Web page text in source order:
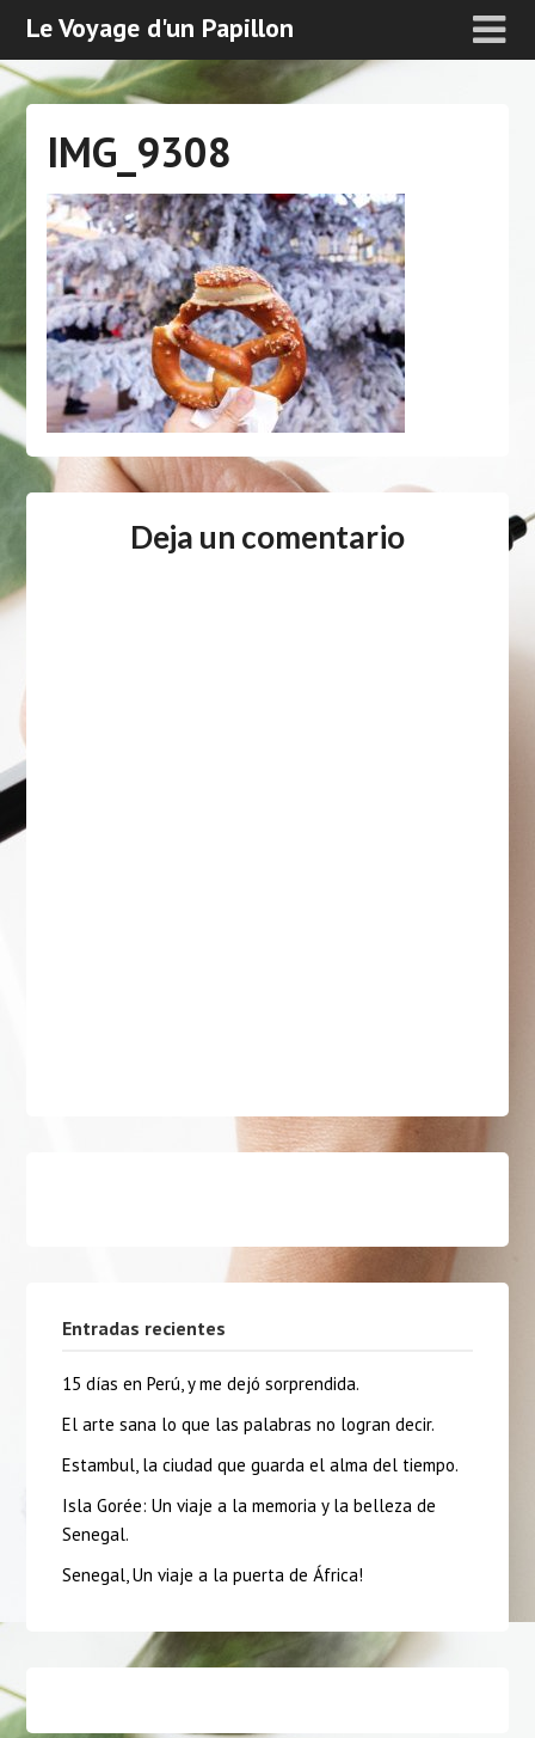
Le Voyage d'un Papillon
IMG_9308
Deja un comentario
Entradas recientes
15 días en Perú, y me dejó sorprendida.
El arte sana lo que las palabras no logran decir.
Estambul, la ciudad que guarda el alma del tiempo.
Isla Gorée: Un viaje a la memoria y la belleza de
Senegal.
Senegal, Un viaje a la puerta de África!